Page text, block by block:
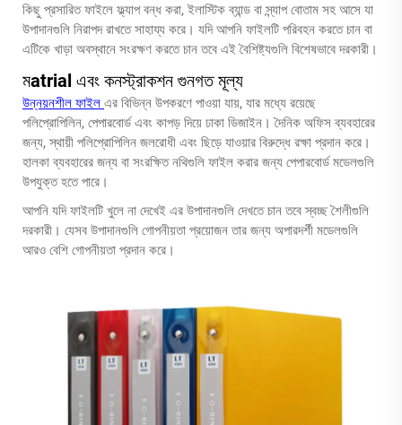
কিছু প্রসারিত ফাইলে ফ্ল্যাপ বন্ধ করা, ইলাস্টিক ব্যান্ড বা স্ন্যাপ বোতাম সহ আসে যা
উপাদানগুলি নিরাপদ রাখতে সাহায্য করে। যদি আপনি ফাইলটি পরিবহন করতে চান বা
এটিকে খাড়া অবস্থানে সংরক্ষণ করতে চান তবে এই বৈশিষ্ট্যগুলি বিশেষভাবে দরকারী।
মatrial এবং কনস্ট্রাকশন গুনগত মূল্য
উন্নয়নশীল ফাইল এর বিভিন্ন উপকরণে পাওয়া যায়, যার মধ্যে রয়েছে
পলিপ্রোপিলিন, পেপারবোর্ড এবং কাপড় দিয়ে ঢাকা ডিজাইন। দৈনিক অফিস ব্যবহারের
জন্য, স্থায়ী পলিপ্রোপিলিন জলরোধী এবং ছিড়ে যাওয়ার বিরুদ্ধে রক্ষা প্রদান করে।
হালকা ব্যবহারের জন্য বা সংরক্ষিত নথিগুলি ফাইল করার জন্য পেপারবোর্ড মডেলগুলি
উপযুক্ত হতে পারে।
আপনি যদি ফাইলটি খুলে না দেখেই এর উপাদানগুলি দেখতে চান তবে স্বচ্ছ শৈলীগুলি
দরকারী। যেসব উপাদানগুলি গোপনীয়তা প্রয়োজন তার জন্য অপারদর্শী মডেলগুলি
আরও বেশি গোপনীয়তা প্রদান করে।